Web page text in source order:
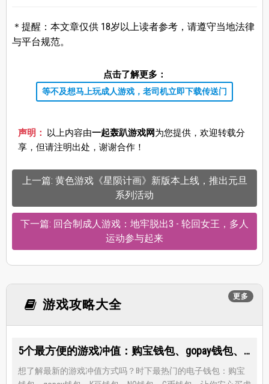
＊提醒：本文章仅供 18岁以上读者参考，请遵守当地法律
与平台规范。
点击了解更多：
等不及想马上玩成人游戏，老司机立即下载传送门
声明： 以上内容由一起轰趴游戏网为您提供，欢迎转载分
享，但请注明出处，谢谢合作！
上一篇: 黄色游戏《星陨计画》新版本上线，推出元旦
系列活动
下一篇: 回合制成人游戏：地牢脱出3 - 轮回女王，多人
运动参与起来
更多
游戏攻略大全
5个最方便的游戏冲值：购宝钱包、gopay钱包、K豆钱包、NO钱包、C币钱包
想了解最新的游戏冲值方式吗？时下最热门的电子钱包：购宝